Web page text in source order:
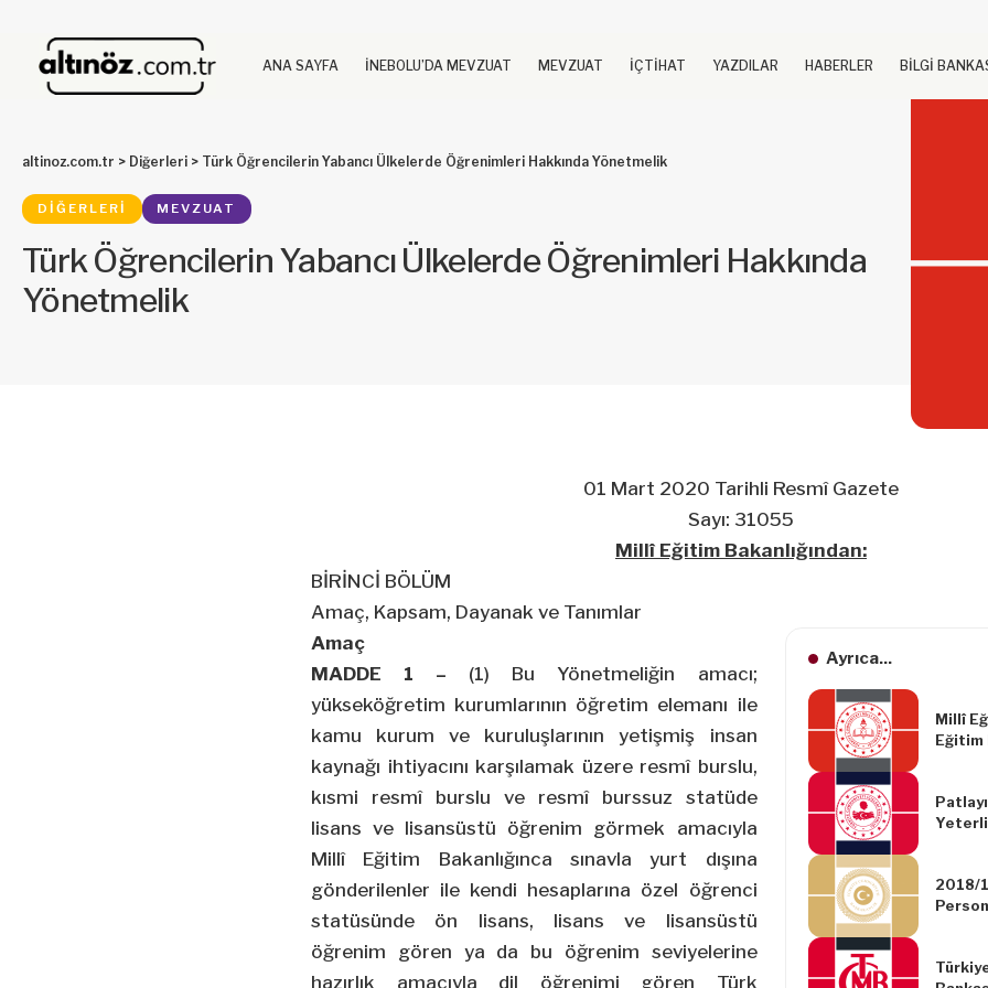
ANA SAYFA İNEBOLU’DA MEVZUAT MEVZUAT İÇTİHAT YAZDILAR HABERLER BİLGİ
altinoz.com.tr > Diğerleri > Türk Öğrencilerin Yabancı Ülkelerde Öğrenimleri Hakkında Yönetmelik
DIĞERLERI MEVZUAT
Türk Öğrencilerin Yabancı Ülkelerde Öğrenimleri Hakkında
Yönetmelik
01 Mart 2020 Tarihli Resmî Gazete
Sayı: 31055
Millî Eğitim Bakanlığından:
BİRİNCİ BÖLÜM
Amaç, Kapsam, Dayanak ve Tanımlar
Ayrıca...
Millî
Eğitim
2018/
Amaç
MADDE 1 – (1) Bu Yönetmeliğin amacı;
yükseköğretim kurumlarının öğretim elemanı ile
kamu kurum ve kuruluşlarının yetişmiş insan
kaynağı ihtiyacını karşılamak üzere resmî burslu,
kısmi resmî burslu ve resmî burssuz statüde
lisans ve lisansüstü öğrenim görmek amacıyla
Millî Eğitim Bakanlığınca sınavla yurt dışına
gönderilenler ile kendi hesaplarına özel öğrenci
statüsünde ön lisans, lisans ve lisansüstü
öğrenim gören ya da bu öğrenim seviyelerine
hazırlık amacıyla dil öğrenimi gören Türk